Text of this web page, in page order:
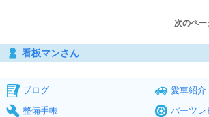
次のペー
看板マンさん
ブログ
愛車紹介
整備手帳
パーツレ